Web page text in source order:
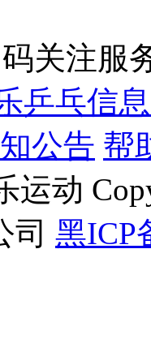
关注服
乒乓信
公告 帮
运动
司 黑ICP